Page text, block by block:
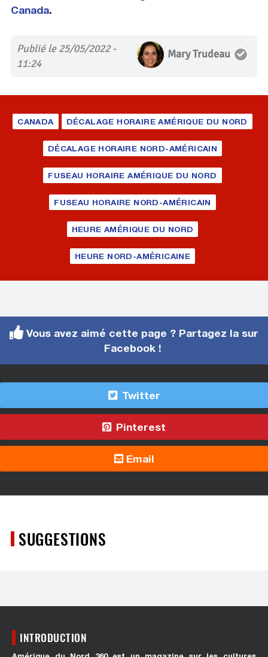
Canada.
Publié le 25/05/2022 -
11:24
Mary Trudeau
CANADA DÉCALAGE HORAIRE AMÉRIQUE DU NORD
DÉCALAGE HORAIRE NORD-AMÉRICAIN
FUSEAU HORAIRE AMÉRIQUE DU NORD
FUSEAU HORAIRE NORD-AMÉRICAIN
HEURE AMÉRIQUE DU NORD
HEURE NORD-AMÉRICAINE
Vous avez aimé cette page ? Partagez la sur
Facebook !
Twitter
Pinterest
Email
SUGGESTIONS
INTRODUCTION